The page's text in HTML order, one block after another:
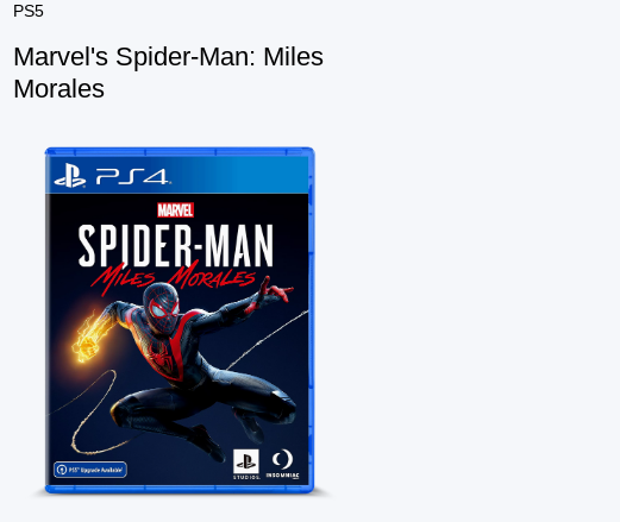
PS5
Marvel's Spider-Man: Miles
Morales